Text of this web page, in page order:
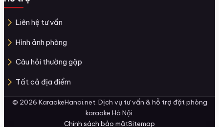
Liên hệ tư vấn
Hình ảnh phòng
Câu hỏi thường gặp
Tất cả địa điểm
© 2026 KaraokeHanoi.net. Dịch vụ tư vấn & hỗ trợ đặt phòng
karaoke Hà Nội.
Chính sách bảo mậtSitemap